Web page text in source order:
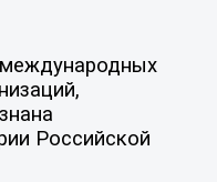
Российской